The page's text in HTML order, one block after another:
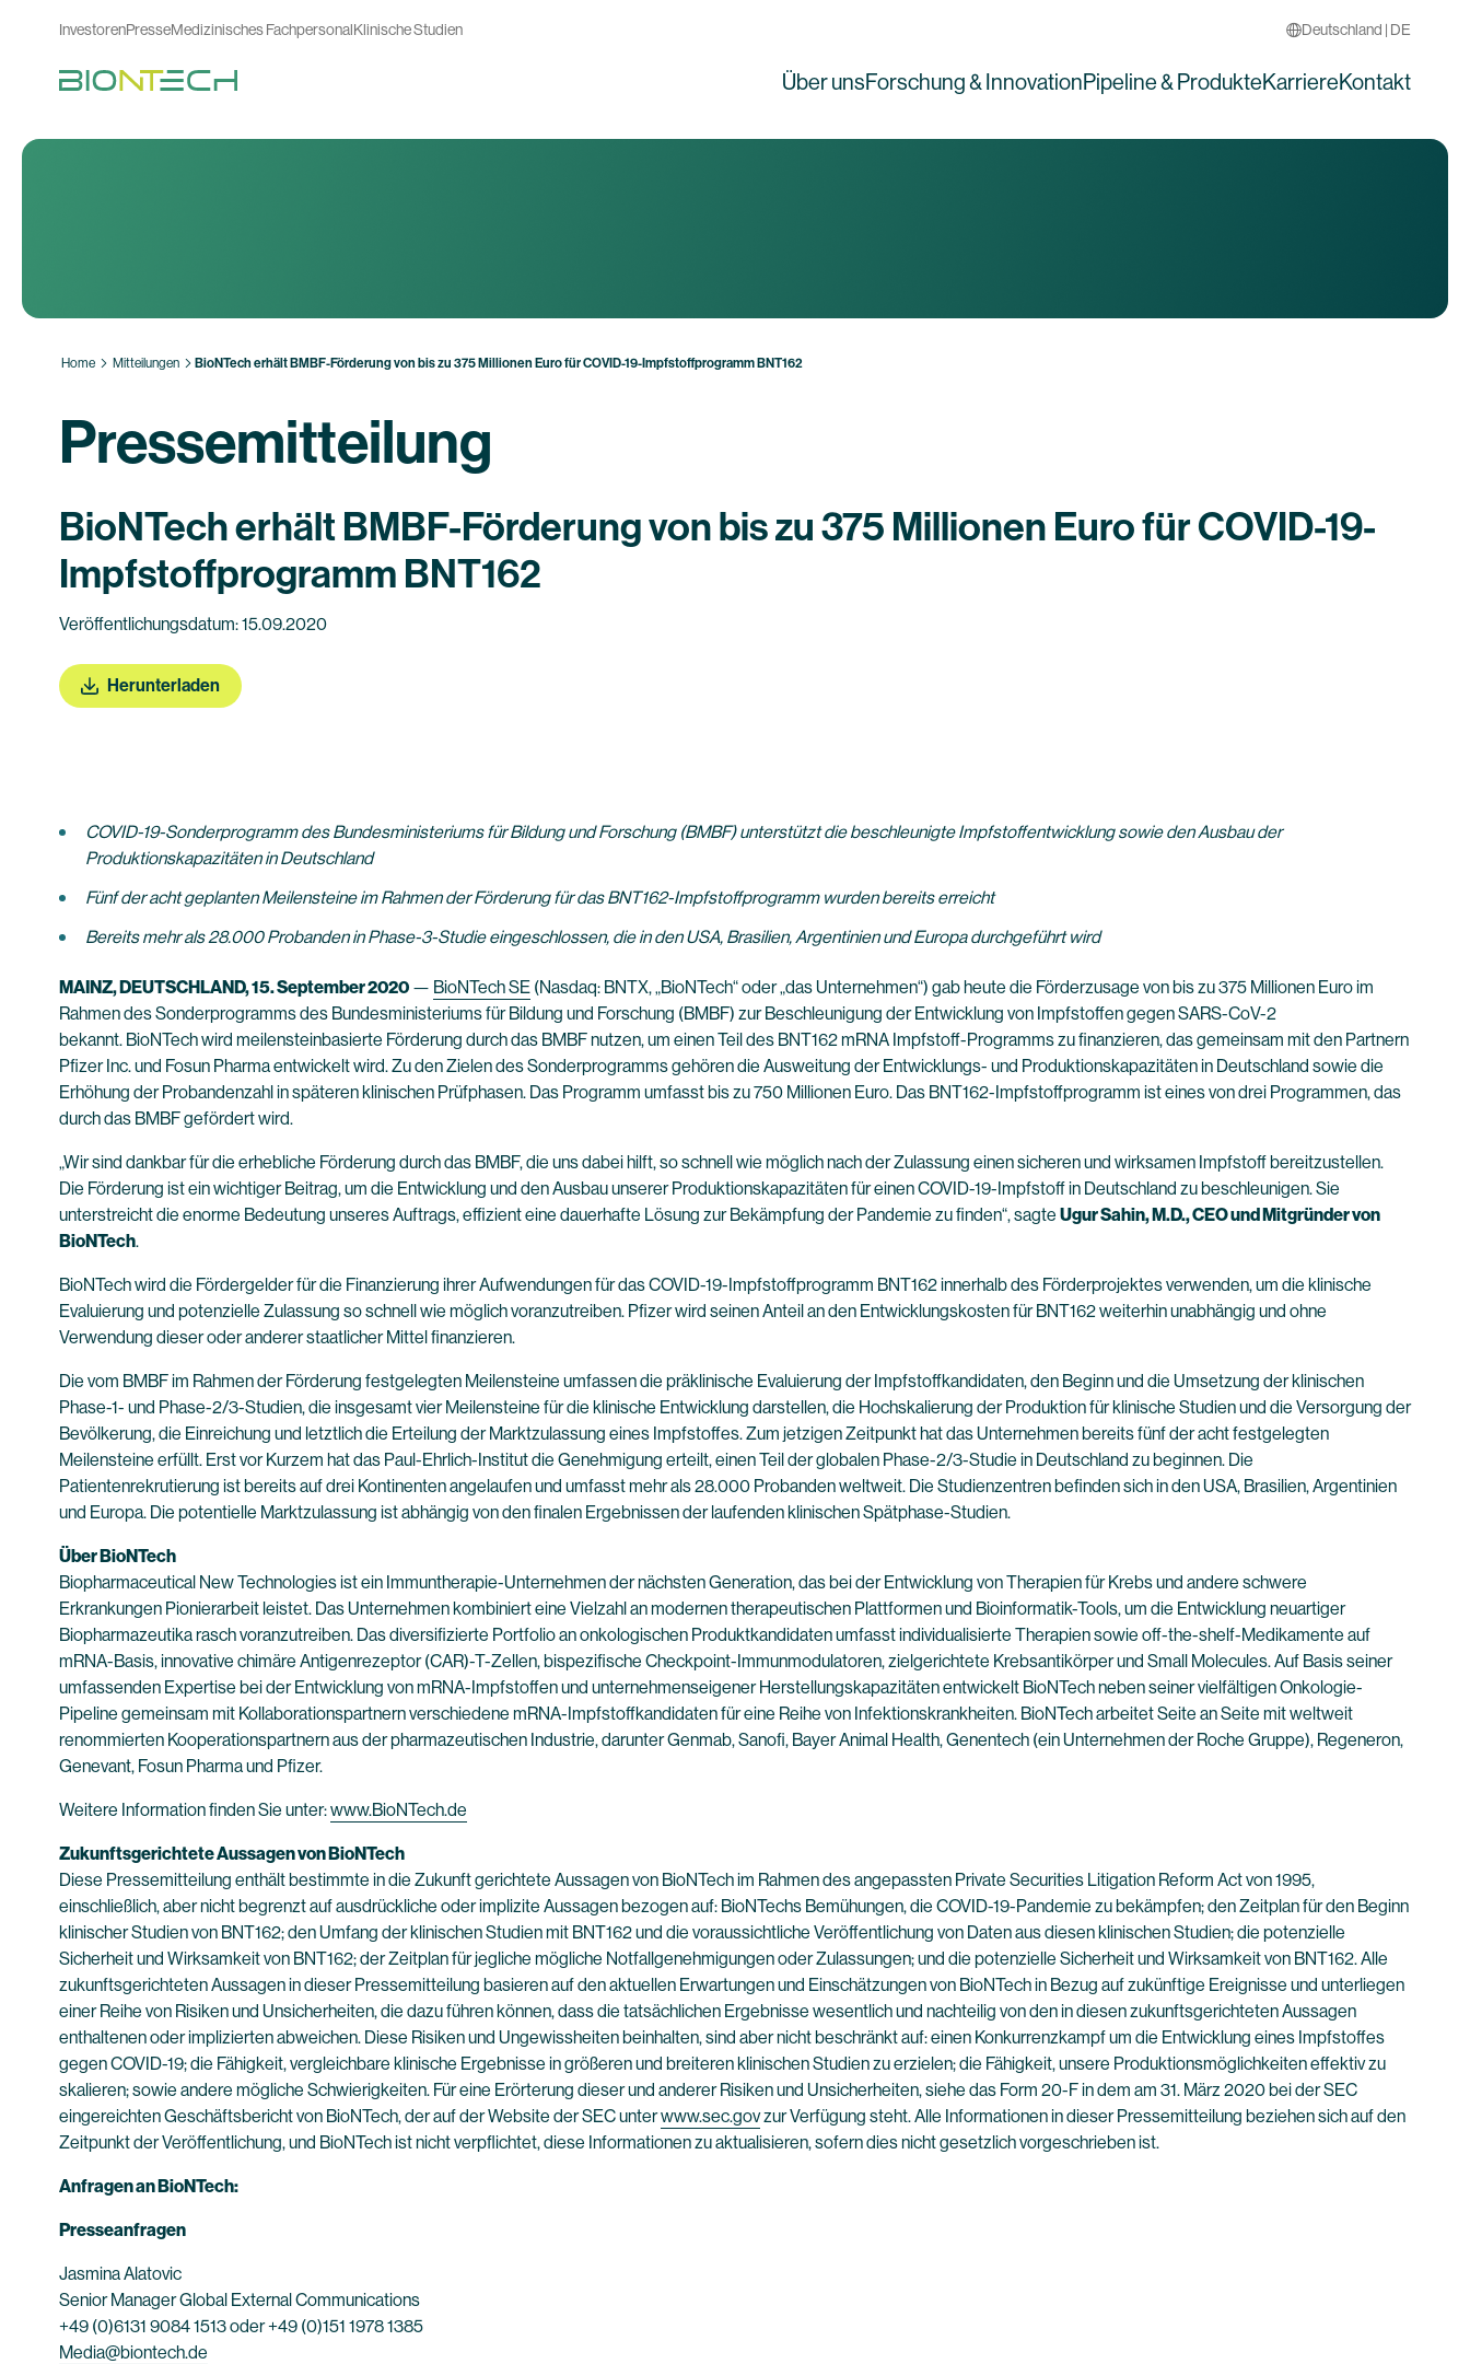
InvestorenPresseMedizinisches FachpersonalKlinische Studien Deutschland | DE
Über unsForschung & InnovationPipeline & ProdukteKarriereKontakt
Home Mitteilungen BioNTech erhält BMBF-Förderung von bis zu 375 Millionen Euro für COVID-19-Impfstoffprogramm BNT162
Pressemitteilung
BioNTech erhält BMBF-Förderung von bis zu 375 Millionen Euro für COVID-19-
Impfstoffprogramm BNT162
Veröffentlichungsdatum: 15.09.2020
Herunterladen
COVID-19-Sonderprogramm des Bundesministeriums für Bildung und Forschung (BMBF) unterstützt die beschleunigte Impfstoffentwicklung sowie den Ausbau der
Produktionskapazitäten in Deutschland
Fünf der acht geplanten Meilensteine im Rahmen der Förderung für das BNT162-Impfstoffprogramm wurden bereits erreicht
Bereits mehr als 28.000 Probanden in Phase-3-Studie eingeschlossen, die in den USA, Brasilien, Argentinien und Europa durchgeführt wird
MAINZ, DEUTSCHLAND, 15. September 2020 — BioNTech SE (Nasdaq: BNTX, „BioNTech“ oder „das Unternehmen“) gab heute die Förderzusage von bis zu 375 Millionen Euro im
Rahmen des Sonderprogramms des Bundesministeriums für Bildung und Forschung (BMBF) zur Beschleunigung der Entwicklung von Impfstoffen gegen SARS-CoV-2
bekannt. BioNTech wird meilensteinbasierte Förderung durch das BMBF nutzen, um einen Teil des BNT162 mRNA Impfstoff-Programms zu finanzieren, das gemeinsam mit den Partnern
Pfizer Inc. und Fosun Pharma entwickelt wird. Zu den Zielen des Sonderprogramms gehören die Ausweitung der Entwicklungs- und Produktionskapazitäten in Deutschland sowie die
Erhöhung der Probandenzahl in späteren klinischen Prüfphasen. Das Programm umfasst bis zu 750 Millionen Euro. Das BNT162-Impfstoffprogramm ist eines von drei Programmen, das
durch das BMBF gefördert wird.
„Wir sind dankbar für die erhebliche Förderung durch das BMBF, die uns dabei hilft, so schnell wie möglich nach der Zulassung einen sicheren und wirksamen Impfstoff bereitzustellen.
Die Förderung ist ein wichtiger Beitrag, um die Entwicklung und den Ausbau unserer Produktionskapazitäten für einen COVID-19-Impfstoff in Deutschland zu beschleunigen. Sie
unterstreicht die enorme Bedeutung unseres Auftrags, effizient eine dauerhafte Lösung zur Bekämpfung der Pandemie zu finden“, sagte Ugur Sahin, M.D., CEO und Mitgründer von
BioNTech.
BioNTech wird die Fördergelder für die Finanzierung ihrer Aufwendungen für das COVID-19-Impfstoffprogramm BNT162 innerhalb des Förderprojektes verwenden, um die klinische
Evaluierung und potenzielle Zulassung so schnell wie möglich voranzutreiben. Pfizer wird seinen Anteil an den Entwicklungskosten für BNT162 weiterhin unabhängig und ohne
Verwendung dieser oder anderer staatlicher Mittel finanzieren.
Die vom BMBF im Rahmen der Förderung festgelegten Meilensteine umfassen die präklinische Evaluierung der Impfstoffkandidaten, den Beginn und die Umsetzung der klinischen
Phase-1- und Phase-2/3-Studien, die insgesamt vier Meilensteine für die klinische Entwicklung darstellen, die Hochskalierung der Produktion für klinische Studien und die Versorgung der
Bevölkerung, die Einreichung und letztlich die Erteilung der Marktzulassung eines Impfstoffes. Zum jetzigen Zeitpunkt hat das Unternehmen bereits fünf der acht festgelegten
Meilensteine erfüllt. Erst vor Kurzem hat das Paul-Ehrlich-Institut die Genehmigung erteilt, einen Teil der globalen Phase-2/3-Studie in Deutschland zu beginnen. Die
Patientenrekrutierung ist bereits auf drei Kontinenten angelaufen und umfasst mehr als 28.000 Probanden weltweit. Die Studienzentren befinden sich in den USA, Brasilien, Argentinien
und Europa. Die potentielle Marktzulassung ist abhängig von den finalen Ergebnissen der laufenden klinischen Spätphase-Studien.
Über BioNTech
Biopharmaceutical New Technologies ist ein Immuntherapie-Unternehmen der nächsten Generation, das bei der Entwicklung von Therapien für Krebs und andere schwere
Erkrankungen Pionierarbeit leistet. Das Unternehmen kombiniert eine Vielzahl an modernen therapeutischen Plattformen und Bioinformatik-Tools, um die Entwicklung neuartiger
Biopharmazeutika rasch voranzutreiben. Das diversifizierte Portfolio an onkologischen Produktkandidaten umfasst individualisierte Therapien sowie off-the-shelf-Medikamente auf
mRNA-Basis, innovative chimäre Antigenrezeptor (CAR)-T-Zellen, bispezifische Checkpoint-Immunmodulatoren, zielgerichtete Krebsantikörper und Small Molecules. Auf Basis seiner
umfassenden Expertise bei der Entwicklung von mRNA-Impfstoffen und unternehmenseigener Herstellungskapazitäten entwickelt BioNTech neben seiner vielfältigen Onkologie-
Pipeline gemeinsam mit Kollaborationspartnern verschiedene mRNA-Impfstoffkandidaten für eine Reihe von Infektionskrankheiten. BioNTech arbeitet Seite an Seite mit weltweit
renommierten Kooperationspartnern aus der pharmazeutischen Industrie, darunter Genmab, Sanofi, Bayer Animal Health, Genentech (ein Unternehmen der Roche Gruppe), Regeneron,
Genevant, Fosun Pharma und Pfizer.
Weitere Information finden Sie unter:www.BioNTech.de
Zukunftsgerichtete Aussagen von BioNTech
Diese Pressemitteilung enthält bestimmte in die Zukunft gerichtete Aussagen von BioNTech im Rahmen des angepassten Private Securities Litigation Reform Act von 1995,
einschließlich, aber nicht begrenzt auf ausdrückliche oder implizite Aussagen bezogen auf: BioNTechs Bemühungen, die COVID-19-Pandemie zu bekämpfen; den Zeitplan für den Beginn
klinischer Studien von BNT162; den Umfang der klinischen Studien mit BNT162 und die voraussichtliche Veröffentlichung von Daten aus diesen klinischen Studien; die potenzielle
Sicherheit und Wirksamkeit von BNT162; der Zeitplan für jegliche mögliche Notfallgenehmigungen oder Zulassungen; und die potenzielle Sicherheit und Wirksamkeit von BNT162. Alle
zukunftsgerichteten Aussagen in dieser Pressemitteilung basieren auf den aktuellen Erwartungen und Einschätzungen von BioNTech in Bezug auf zukünftige Ereignisse und unterliegen
einer Reihe von Risiken und Unsicherheiten, die dazu führen können, dass die tatsächlichen Ergebnisse wesentlich und nachteilig von den in diesen zukunftsgerichteten Aussagen
enthaltenen oder implizierten abweichen. Diese Risiken und Ungewissheiten beinhalten, sind aber nicht beschränkt auf: einen Konkurrenzkampf um die Entwicklung eines Impfstoffes
gegen COVID-19; die Fähigkeit, vergleichbare klinische Ergebnisse in größeren und breiteren klinischen Studien zu erzielen; die Fähigkeit, unsere Produktionsmöglichkeiten effektiv zu
skalieren; sowie andere mögliche Schwierigkeiten. Für eine Erörterung dieser und anderer Risiken und Unsicherheiten, siehe das Form 20-F in dem am 31. März 2020 bei der SEC
eingereichten Geschäftsbericht von BioNTech, der auf der Website der SEC unterwww.sec.govzur Verfügung steht. Alle Informationen in dieser Pressemitteilung beziehen sich auf den
Zeitpunkt der Veröffentlichung, und BioNTech ist nicht verpflichtet, diese Informationen zu aktualisieren, sofern dies nicht gesetzlich vorgeschrieben ist.
Anfragen an BioNTech:
Presseanfragen
Jasmina Alatovic
Senior Manager Global External Communications
+49 (0)6131 9084 1513 oder +49 (0)151 1978 1385
Media@biontech.de